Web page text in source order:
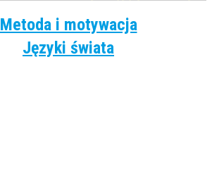
Metoda i motywacja
Języki świata